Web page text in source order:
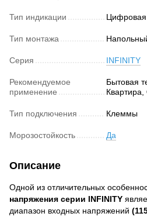
Тип индикации Цифровая
Тип монтажа
Серия INFINITY
Рекомендуемое
применение
Бытовая
Тип подключения Клеммы
Морозостойкость Да
Описание
Одной из отличительных
напряжения серии INFINITY
диапазон входных напряжений